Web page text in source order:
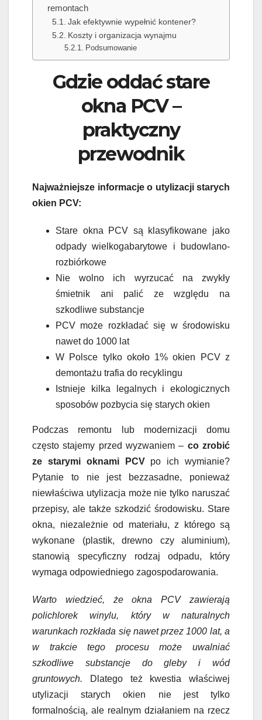
remontach
Jak efektywnie wypełnić kontener?
Koszty i organizacja wynajmu
Podsumowanie
Gdzie oddać stare
okna PCV –
praktyczny
przewodnik
Najważniejsze informacje o utylizacji starych
okien PCV:
Stare okna PCV są klasyfikowane jako
odpady wielkogabarytowe i budowlano-
rozbiórkowe
Nie wolno ich wyrzucać na zwykły
śmietnik ani palić ze względu na
szkodliwe substancje
PCV może rozkładać się w środowisku
nawet do 1000 lat
W Polsce tylko około 1% okien PCV z
demontażu trafia do recyklingu
Istnieje kilka legalnych i ekologicznych
sposobów pozbycia się starych okien
Podczas remontu lub modernizacji domu
często stajemy przed wyzwaniem – co zrobić
ze starymi oknami PCVpo ich wymianie?
Pytanie to nie jest bezzasadne, ponieważ
niewłaściwa utylizacja może nie tylko naruszać
przepisy, ale także szkodzić środowisku. Stare
okna, niezależnie od materiału, z którego są
wykonane (plastik, drewno czy aluminium),
stanowią specyficzny rodzaj odpadu, który
wymaga odpowiedniego zagospodarowania.
Warto wiedzieć, że okna PCV zawierają
polichlorek winylu, który w naturalnych
warunkach rozkłada się nawet przez 1000 lat, a
w trakcie tego procesu może uwalniać
szkodliwe substancje do gleby i wód
gruntowych. Dlatego też kwestia właściwej
utylizacji starych okien nie jest tylko
formalnością, ale realnym działaniem na rzecz